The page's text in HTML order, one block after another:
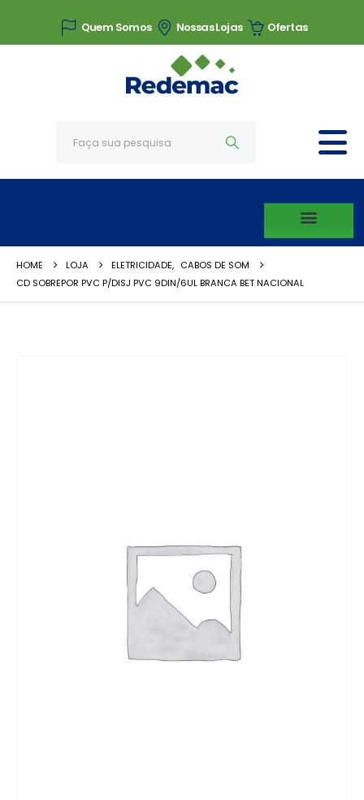
Quem Somos Nossas Lojas Ofertas
HOME LOJA ELETRICIDADE, CABOS DE SOM
CD SOBREPOR PVC P/DISJ PVC 9DIN/6UL BRANCA BET NACIONAL